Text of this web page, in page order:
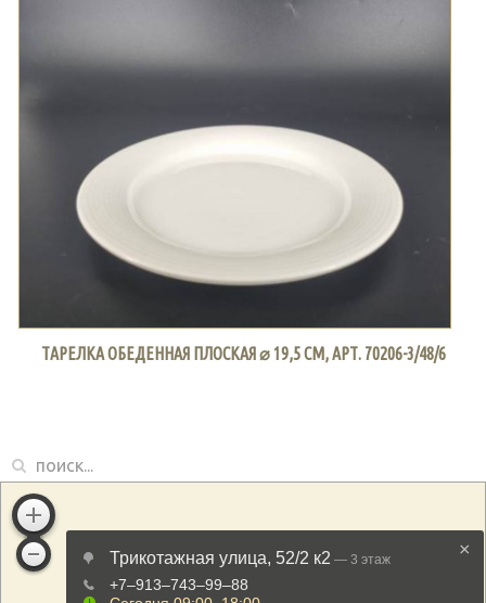
ТАРЕЛКА ОБЕДЕННАЯ ПЛОСКАЯ ⌀ 19,5 СМ, АРТ. 70206-3/48/6